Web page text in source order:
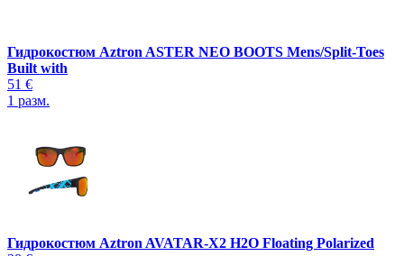
Гидрокостюм Aztron ASTER NEO BOOTS Mens/Split-Toes
Built with
51 €
1 разм.
Гидрокостюм Aztron AVATAR-X2 H2O Floating Polarized